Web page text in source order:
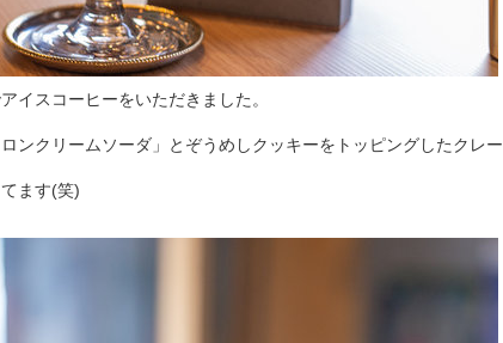
イスコーヒーをいただきました。
ンクリームソーダ」とぞうめしクッキーをトッピングしたクレー
ます(笑)